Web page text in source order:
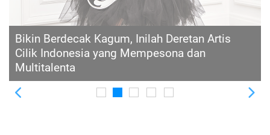
Main Film karena Cedera Lutut, Begini
Perjalanan Aghniny Haque Menapaki Panggung
Hiburan Tanah Air